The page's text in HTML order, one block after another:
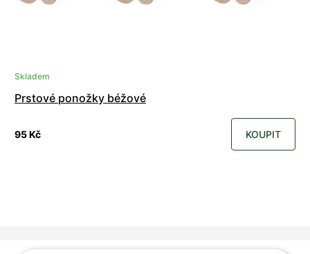
Skladem
Prstové ponožky béžové
95 Kč KOUPIT